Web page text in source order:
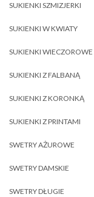
SUKIENKI SZMIZJERKI
SUKIENKI W KWIATY
SUKIENKI WIECZOROWE
SUKIENKI Z FALBANĄ
SUKIENKI Z KORONKĄ
SUKIENKI Z PRINTAMI
SWETRY AŻUROWE
SWETRY DAMSKIE
SWETRY DŁUGIE